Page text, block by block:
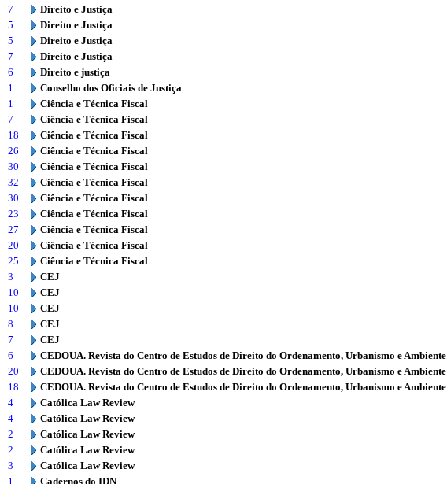
7
Direito e Justiça
5
Direito e Justiça
5
Direito e Justiça
7
Direito e Justiça
6
Direito e justiça
1
Conselho dos Oficiais de Justiça
1
Ciência e Técnica Fiscal
7
Ciência e Técnica Fiscal
18
Ciência e Técnica Fiscal
26
Ciência e Técnica Fiscal
30
Ciência e Técnica Fiscal
32
Ciência e Técnica Fiscal
30
Ciência e Técnica Fiscal
23
Ciência e Técnica Fiscal
27
Ciência e Técnica Fiscal
20
Ciência e Técnica Fiscal
25
Ciência e Técnica Fiscal
3
CEJ
10
CEJ
10
CEJ
8
CEJ
7
CEJ
6
CEDOUA. Revista do Centro de Estudos de Direito do Ordenamento, Urbanismo e Ambiente
20
CEDOUA. Revista do Centro de Estudos de Direito do Ordenamento, Urbanismo e Ambiente
18
CEDOUA. Revista do Centro de Estudos de Direito do Ordenamento, Urbanismo e Ambiente
4
Católica Law Review
4
Católica Law Review
2
Católica Law Review
2
Católica Law Review
3
Católica Law Review
1
Cadernos do IDN